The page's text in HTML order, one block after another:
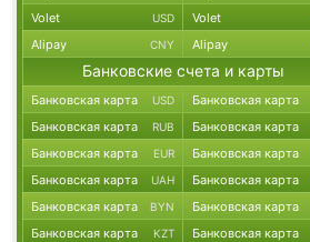
Volet USD Volet
Alipay CNY Alipay
Банковские счета и карты
Банковская карта USD Банковская карта
Банковская карта RUB Банковская карта
Банковская карта EUR Банковская карта
Банковская карта UAH Банковская карта
Банковская карта BYN Банковская карта
Банковская карта KZT Банковская карта